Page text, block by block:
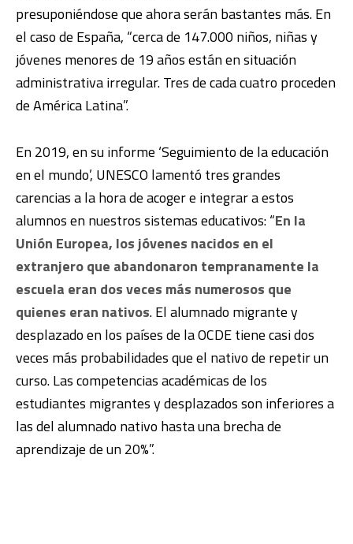
presuponiéndose que ahora serán bastantes más. En
el caso de España, “cerca de 147.000 niños, niñas y
jóvenes menores de 19 años están en situación
administrativa irregular. Tres de cada cuatro proceden
de América Latina”.
En 2019, en su informe ‘Seguimiento de la educación
en el mundo’, UNESCO lamentó tres grandes
carencias a la hora de acoger e integrar a estos
alumnos en nuestros sistemas educativos: “En la
Unión Europea, los jóvenes nacidos en el
extranjero que abandonaron tempranamente la
escuela eran dos veces más numerosos que
quienes eran nativos. El alumnado migrante y
desplazado en los países de la OCDE tiene casi dos
veces más probabilidades que el nativo de repetir un
curso. Las competencias académicas de los
estudiantes migrantes y desplazados son inferiores a
las del alumnado nativo hasta una brecha de
aprendizaje de un 20%”.